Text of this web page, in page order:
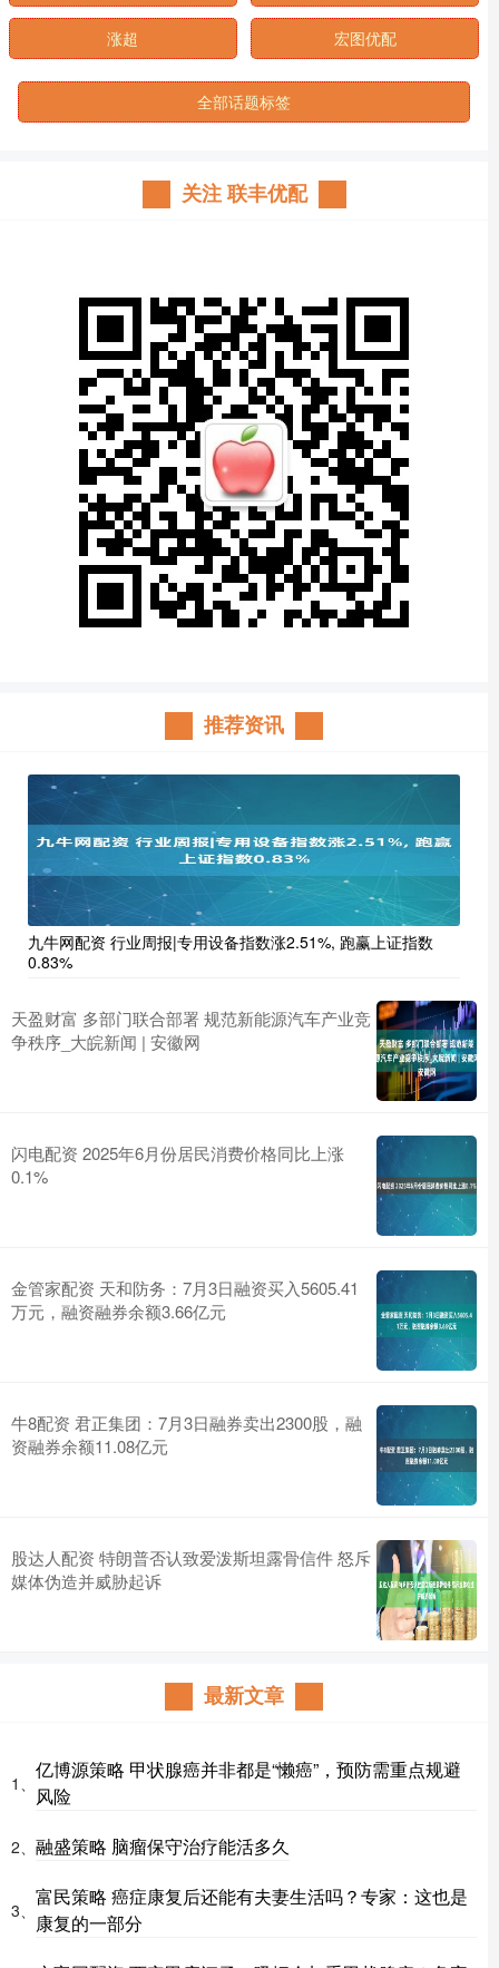
涨超 宏图优配
全部话题标签
关注 联丰优配
推荐资讯
九牛网配资 行业周报|专用设备指数涨2.51%, 跑赢上证指数
0.83%
天盈财富 多部门联合部署 规范新能源汽车产业竞
争秩序_大皖新闻 | 安徽网
闪电配资 2025年6月份居民消费价格同比上涨
0.1%
金管家配资 天和防务：7月3日融资买入5605.41
万元，融资融券余额3.66亿元
牛8配资 君正集团：7月3日融券卖出2300股，融
资融券余额11.08亿元
股达人配资 特朗普否认致爱泼斯坦露骨信件 怒斥
媒体伪造并威胁起诉
最新文章
1、
亿博源策略 甲状腺癌并非都是“懒癌”，预防需重点规避
风险
2、 融盛策略 脑瘤保守治疗能活多久
3、
富民策略 癌症康复后还能有夫妻生活吗？专家：这也是
康复的一部分